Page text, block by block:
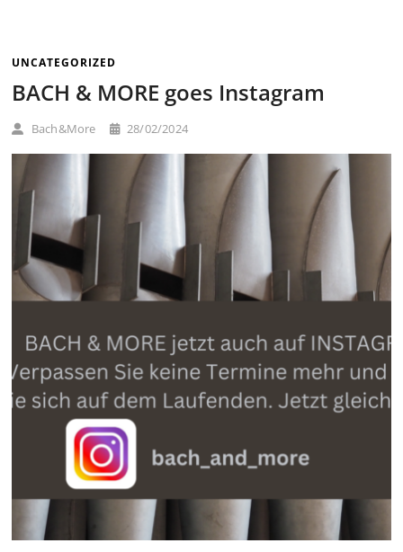
UNCATEGORIZED
BACH & MORE goes Instagram
Bach&More 28/02/2024